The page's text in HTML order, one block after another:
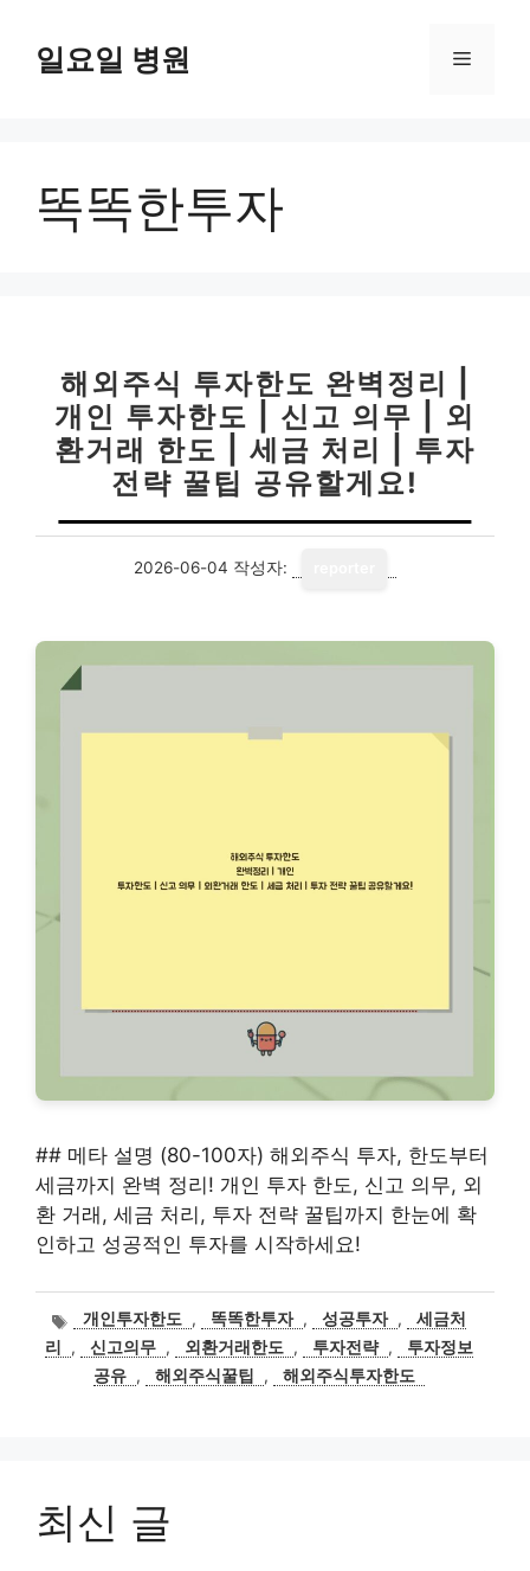
일요일 병원 메
똑똑한투자
해외주식 투자한도 완벽정리 |
개인 투자한도 | 신고 의무 | 외
환거래 한도 | 세금 처리 | 투자
전략 꿀팁 공유할게요!
2026-06-04 작성자:
## 메타 설명 (80-100자) 해외주식 투자, 한도부터
세금까지 완벽 정리! 개인 투자 한도, 신고 의무, 외
환 거래, 세금 처리, 투자 전략 꿀팁까지 한눈에 확
인하고 성공적인 투자를 시작하세요!
태개인투자한도 , 똑똑한투자 , 성공투자 ,
세금처
리
, 신고의무 , 외환거래한도 , 투자전략 ,
투자정보
공유 , 해외주식꿀팁 , 해외주식투자한도
최신 글